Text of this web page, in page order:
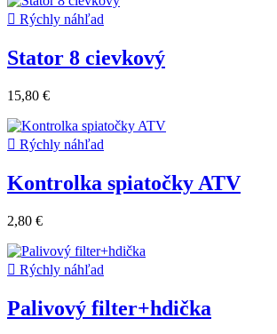
 Rýchly náhľad
Stator 8 cievkový
15,80 €
 Rýchly náhľad
Kontrolka spiatočky ATV
2,80 €
 Rýchly náhľad
Palivový filter+hdička